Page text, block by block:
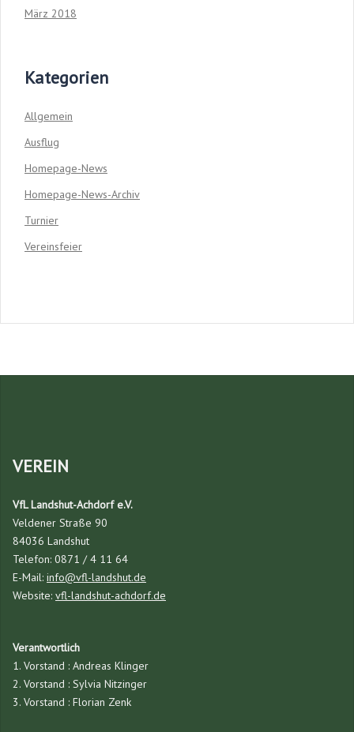
März 2018
Kategorien
Allgemein
Ausflug
Homepage-News
Homepage-News-Archiv
Turnier
Vereinsfeier
VEREIN
VfL Landshut-Achdorf e.V.
Veldener Straße 90
84036 Landshut
Telefon: 0871 / 4 11 64
E-Mail: info@vfl-landshut.de
Website: vfl-landshut-achdorf.de
Verantwortlich
1. Vorstand : Andreas Klinger
2. Vorstand : Sylvia Nitzinger
3. Vorstand : Florian Zenk